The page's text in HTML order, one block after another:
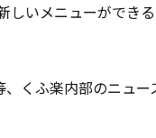
いメニューができる
くふ楽内部のニュー